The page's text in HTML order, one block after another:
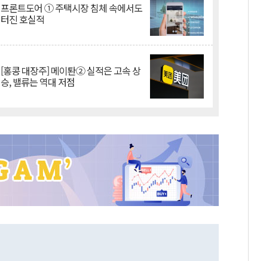
프론트도어 ① 주택시장 침체 속에서도
터진 호실적
[홍콩 대장주] 메이퇀② 실적은 고속 상
승, 밸류는 역대 저점